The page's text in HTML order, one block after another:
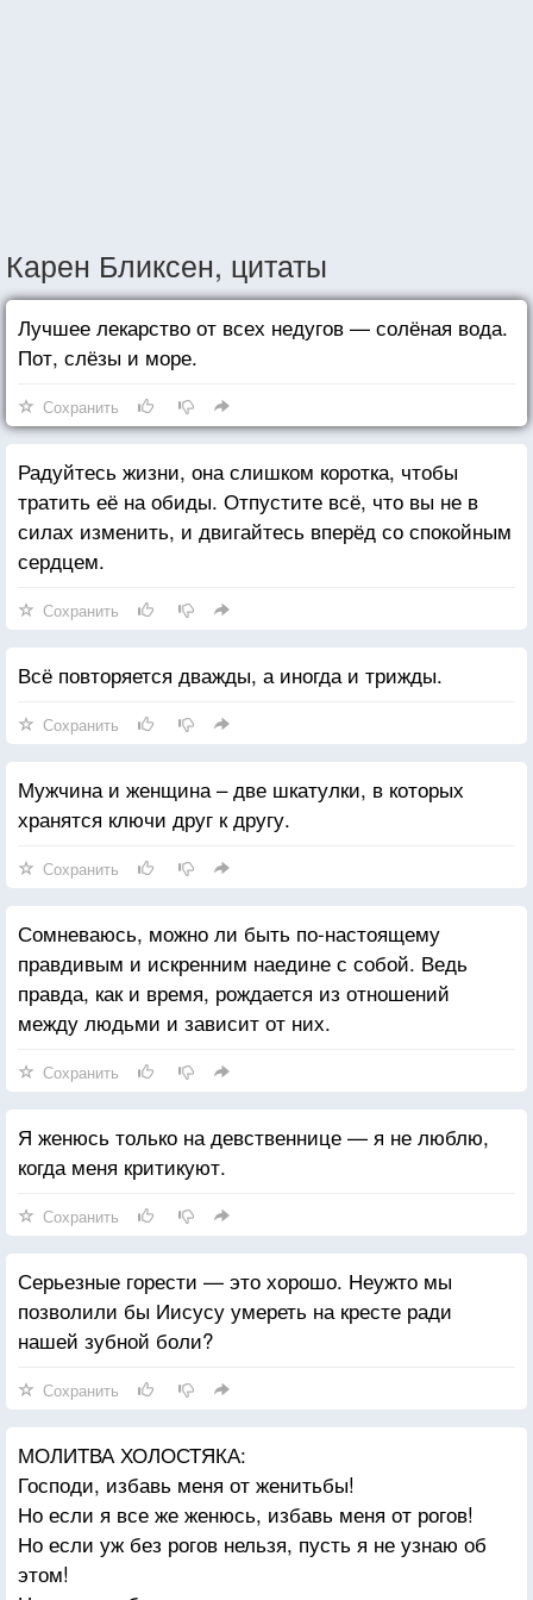
Карен Бликсен, цитаты
Лучшее лекарство от всех недугов — солёная вода.
Пот, слёзы и море.
Сохранить
Радуйтесь жизни, она слишком коротка, чтобы
тратить её на обиды. Отпустите всё, что вы не в
силах изменить, и двигайтесь вперёд со спокойным
сердцем.
Сохранить
Всё повторяется дважды, а иногда и трижды.
Сохранить
Мужчина и женщина – две шкатулки, в которых
хранятся ключи друг к другу.
Сохранить
Сомневаюсь, можно ли быть по-настоящему
правдивым и искренним наедине с собой. Ведь
правда, как и время, рождается из отношений
между людьми и зависит от них.
Сохранить
Я женюсь только на девственнице — я не люблю,
когда меня критикуют.
Сохранить
Серьезные горести — это хорошо. Неужто мы
позволили бы Иисусу умереть на кресте ради
нашей зубной боли?
Сохранить
МОЛИТВА ХОЛОСТЯКА:
Господи, избавь меня от женитьбы!
Но если я все же женюсь, избавь меня от рогов!
Но если уж без рогов нельзя, пусть я не узнаю об
этом!